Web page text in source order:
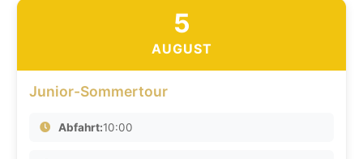
5
AUGUST
Junior-Sommertour
Abfahrt:10:00